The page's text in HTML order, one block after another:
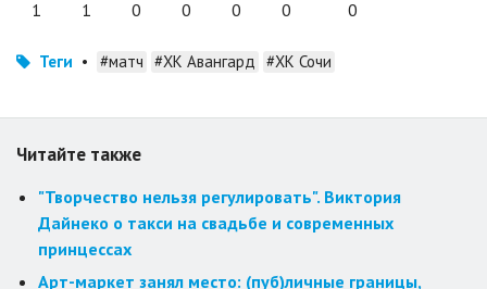
1 1 0 0 0 0 0
Теги • #матч #ХК Авангард #ХК Сочи
Читайте также
"Творчество нельзя регулировать". Виктория
Дайнеко о такси на свадьбе и современных
принцессах
Арт-маркет занял место: (пуб)личные границы,